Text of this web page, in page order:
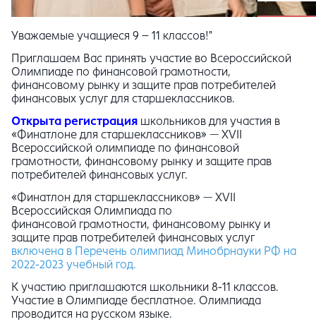
Уважаемые учащиеся 9 – 11 классов!"
Приглашаем Вас принять участие во Всероссийской
Олимпиаде по финансовой грамотности,
финансовому рынку и защите прав потребителей
финансовых услуг для старшеклассников.
Открыта регистрация школьников для участия в
«Финатлоне для старшеклассников» — ХVII
Всероссийской олимпиаде по финансовой
грамотности, финансовому рынку и защите прав
потребителей финансовых услуг.
«Финатлон для старшеклассников» — XVII
Всероссийская Олимпиада по
финансовой грамотности, финансовому рынку и
защите прав потребителей финансовых услуг
включена в Перечень олимпиад Минобрнауки РФ на
2022-2023 учебный год.
К участию приглашаются школьники 8-11 классов.
Участие в Олимпиаде бесплатное. Олимпиада
проводится на русском языке.